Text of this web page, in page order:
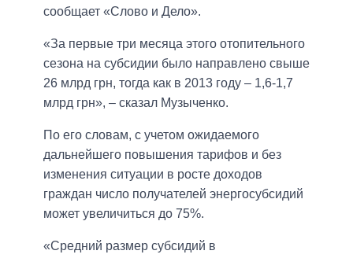
сообщает «Слово и Дело».
«За первые три месяца этого отопительного
сезона на субсидии было направлено свыше
26 млрд грн, тогда как в 2013 году – 1,6-1,7
млрд грн», – сказал Музыченко.
По его словам, с учетом ожидаемого
дальнейшего повышения тарифов и без
изменения ситуации в росте доходов
граждан число получателей энергосубсидий
может увеличиться до 75%.
«Средний размер субсидий в